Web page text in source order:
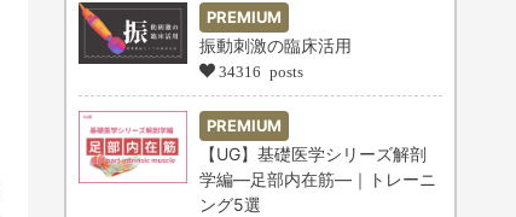
PREMIUM
振動刺激の臨床活用
34316 posts
PREMIUM
【UG】基礎医学シリーズ解剖
学編―足部内在筋―｜トレーニ
ング5選